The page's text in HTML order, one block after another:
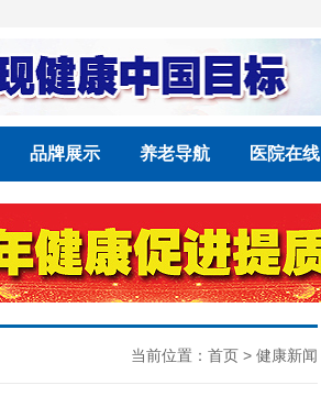
品牌展示 养老导航 医院在线
当前位置： 首页 > 健康新闻